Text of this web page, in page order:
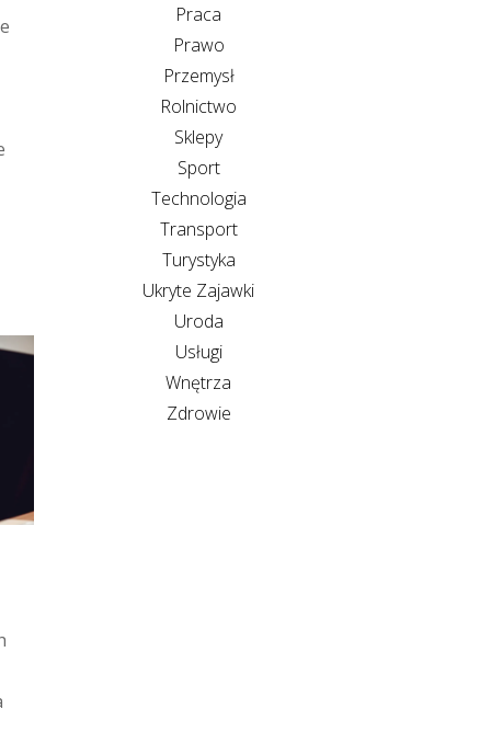
Praca
Prawo
Przemysł
Rolnictwo
Sklepy
Sport
Technologia
Transport
Turystyka
Ukryte Zajawki
Uroda
Usługi
Wnętrza
Zdrowie